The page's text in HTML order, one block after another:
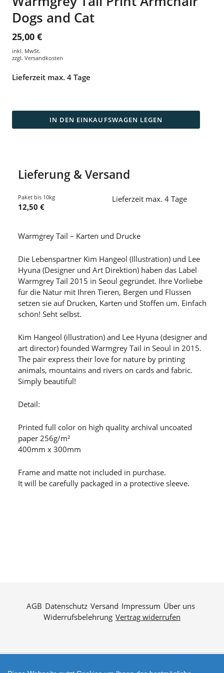
Dogs and Cat
25,00 €
inkl. MwSt.
zzgl. Versandkosten
Lieferzeit max. 4 Tage
IN DEN EINKAUFSWAGEN LEGEN
Lieferung & Versand
Paket bis 10kg
12,50 €
Lieferzeit max. 4 Tage
Warmgrey Tail – Karten und Drucke
Die Lebenspartner Kim Hangeol (Illustration) und Lee
Hyuna (Designer und Art Direktion) haben das Label
Warmgrey Tail 2015 in Seoul gegründet. Ihre Vorliebe
für die Natur mit Ihren Tieren, Bergen und Flüssen
setzen sie auf Drucken, Karten und Stoffen um. Einfach
schön! Seht selbst.
Kim Hangeol (illustration) and Lee Hyuna (designer and
art director) founded Warmgrey Tail in Seoul in 2015.
The pair express their love for nature by printing
animals, mountains and rivers on cards and fabric.
Simply beautiful!
Detail:
Printed full color on high quality archival uncoated
paper 256g/m²
400mm x 300mm
Frame and matte not included in purchase.
It will be carefully packaged in a protective sleeve.
AGB Datenschutz Versand Impressum Über uns
Widerrufsbelehrung Vertrag widerrufen